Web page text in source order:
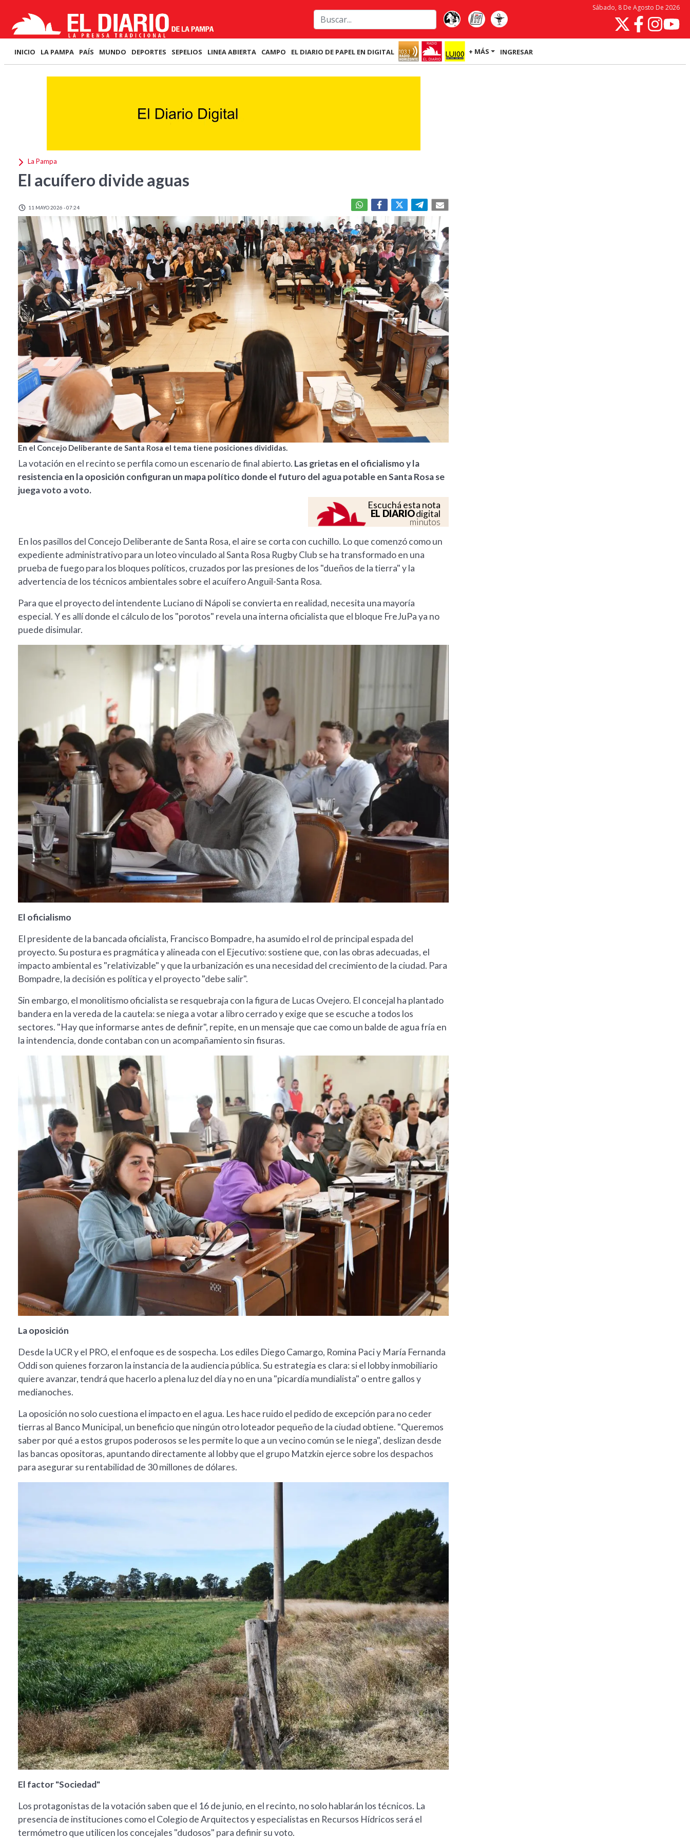
Sábado, 8 De Agosto De 2026
INICIO LA PAMPA PAÍS MUNDO DEPORTES SEPELIOS LINEA ABIERTA CAMPO EL DIARIO DE PAPEL EN DIGITAL + MÁS INGRESAR
La Pampa
El acuífero divide aguas
11 MAYO 2026 - 07:24
En el Concejo Deliberante de Santa Rosa el tema tiene posiciones divididas.
La votación en el recinto se perfila como un escenario de final abierto. Las grietas en el oficialismo y la
resistencia en la oposición configuran un mapa político donde el futuro del agua potable en Santa Rosa se
juega voto a voto.
Escuchá esta nota
EL DIARIOdigital
minutos
En los pasillos del Concejo Deliberante de Santa Rosa, el aire se corta con cuchillo. Lo que comenzó como un
expediente administrativo para un loteo vinculado al Santa Rosa Rugby Club se ha transformado en una
prueba de fuego para los bloques políticos, cruzados por las presiones de los "dueños de la tierra" y la
advertencia de los técnicos ambientales sobre el acuífero Anguil-Santa Rosa.
Para que el proyecto del intendente Luciano di Nápoli se convierta en realidad, necesita una mayoría
especial. Y es allí donde el cálculo de los "porotos" revela una interna oficialista que el bloque FreJuPa ya no
puede disimular.
El oficialismo
El presidente de la bancada oficialista, Francisco Bompadre, ha asumido el rol de principal espada del
proyecto. Su postura es pragmática y alineada con el Ejecutivo: sostiene que, con las obras adecuadas, el
impacto ambiental es "relativizable" y que la urbanización es una necesidad del crecimiento de la ciudad. Para
Bompadre, la decisión es política y el proyecto "debe salir".
Sin embargo, el monolitismo oficialista se resquebraja con la figura de Lucas Ovejero. El concejal ha plantado
bandera en la vereda de la cautela: se niega a votar a libro cerrado y exige que se escuche a todos los
sectores. "Hay que informarse antes de definir", repite, en un mensaje que cae como un balde de agua fría en
la intendencia, donde contaban con un acompañamiento sin fisuras.
La oposición
Desde la UCR y el PRO, el enfoque es de sospecha. Los ediles Diego Camargo, Romina Paci y María Fernanda
Oddi son quienes forzaron la instancia de la audiencia pública. Su estrategia es clara: si el lobby inmobiliario
quiere avanzar, tendrá que hacerlo a plena luz del día y no en una "picardía mundialista" o entre gallos y
medianoches.
La oposición no solo cuestiona el impacto en el agua. Les hace ruido el pedido de excepción para no ceder
tierras al Banco Municipal, un beneficio que ningún otro loteador pequeño de la ciudad obtiene. "Queremos
saber por qué a estos grupos poderosos se les permite lo que a un vecino común se le niega", deslizan desde
las bancas opositoras, apuntando directamente al lobby que el grupo Matzkin ejerce sobre los despachos
para asegurar su rentabilidad de 30 millones de dólares.
El factor "Sociedad"
Los protagonistas de la votación saben que el 16 de junio, en el recinto, no solo hablarán los técnicos. La
presencia de instituciones como el Colegio de Arquitectos y especialistas en Recursos Hídricos será el
termómetro que utilicen los concejales "dudosos" para definir su voto.